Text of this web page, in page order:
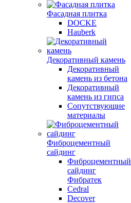
Фасадная плитка
DOCKE
Hauberk
Декоративный камень
Декоративный
камень из бетона
Декоративный
камень из гипса
Сопутствующие
материалы
Фиброцементный
сайдинг
Фиброцементный
сайдинг
Фибратек
Cedral
Decover